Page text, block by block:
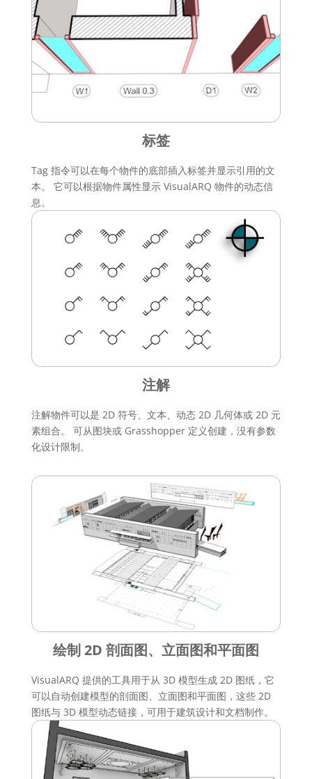
标签
Tag 指令可以在每个物件的底部插入标签并显示引用的文
本。 它可以根据物件属性显示 VisualARQ 物件的动态信
息。
注解
注解物件可以是 2D 符号、文本、动态 2D 几何体或 2D 元
素组合。 可从图块或 Grasshopper 定义创建，没有参数
化设计限制。
绘制 2D 剖面图、立面图和平面图
VisualARQ 提供的工具用于从 3D 模型生成 2D 图纸，它
可以自动创建模型的剖面图、立面图和平面图，这些 2D
图纸与 3D 模型动态链接，可用于建筑设计和文档制作。